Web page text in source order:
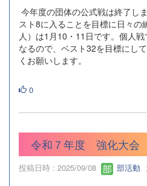
今年度の団体の公式戦は終了し
スト8に入ることを目標に日々の
人）は1月10・11日です。個人
なるので、ベスト32を目標にし
くお願いします。
0
令和７年度 強化大会
投稿日時 : 2025/09/08 部活動